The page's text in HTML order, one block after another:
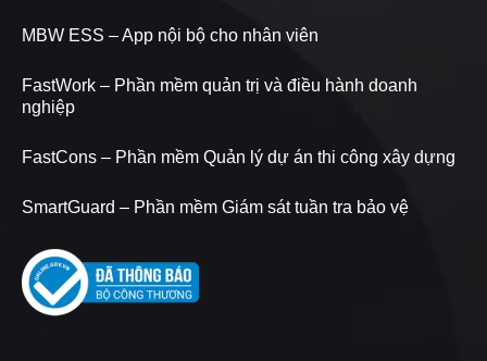
MBW ESS – App nội bộ cho nhân viên
FastWork – Phần mềm quản trị và điều hành doanh
nghiệp
FastCons – Phần mềm Quản lý dự án thi công xây dựng
SmartGuard – Phần mềm Giám sát tuần tra bảo vệ